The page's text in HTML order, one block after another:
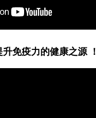
免疫力的健康之源 ！